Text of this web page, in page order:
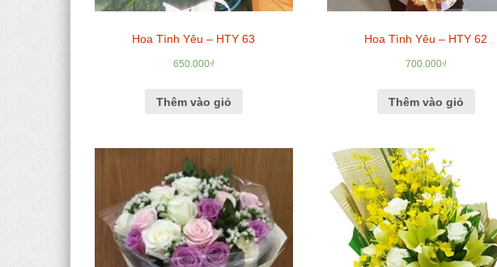
Hoa Tình Yêu – HTY 63
650.000₫
Thêm vào giỏ
Hoa Tình Yêu – HTY 62
700.000₫
Thêm vào giỏ